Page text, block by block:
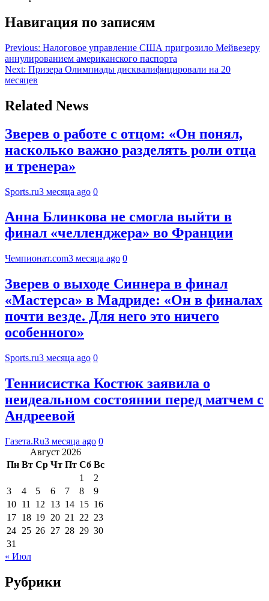
Навигация по записям
Previous: Налоговое управление США пригрозило Мейвезеру
аннулированием американского паспорта
Next: Призера Олимпиады дисквалифицировали на 20
месяцев
Related News
Зверев о работе с отцом: «Он понял,
насколько важно разделять роли отца
и тренера»
Sports.ru3 месяца ago 0
Анна Блинкова не смогла выйти в
финал «челленджера» во Франции
Чемпионат.com3 месяца ago 0
Зверев о выходе Синнера в финал
«Мастерса» в Мадриде: «Он в финалах
почти везде. Для него это ничего
особенного»
Sports.ru3 месяца ago 0
Теннисистка Костюк заявила о
неидеальном состоянии перед матчем с
Андреевой
Газета.Ru3 месяца ago 0
Август 2026
Пн Вт Ср Чт Пт Сб Вс
1
2
3
4 5 6 7 8
9
10 11 12 13 14 15 16
17 18 19 20 21 22 23
24 25 26 27 28 29 30
31
« Июл
Рубрики